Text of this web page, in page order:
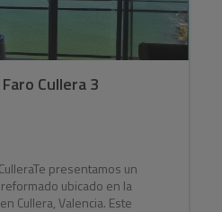
Cullera 3
presentamos un
ubicado en la
Cullera, Valencia. Este